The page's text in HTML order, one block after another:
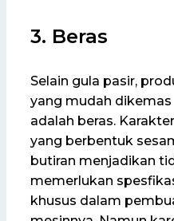
3. Beras
Selain gula pasir,
yang mudah dikemas
adalah beras.
yang berbentuk
butiran menjadikan
memerlukan
khusus dalam